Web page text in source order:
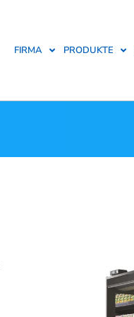
FIRMA PRODUKTE